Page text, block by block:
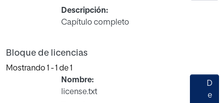
Descripción:
Capítulo completo
Bloque de licencias
Mostrando 1 - 1 de 1
Nombre:
license.txt
D
e